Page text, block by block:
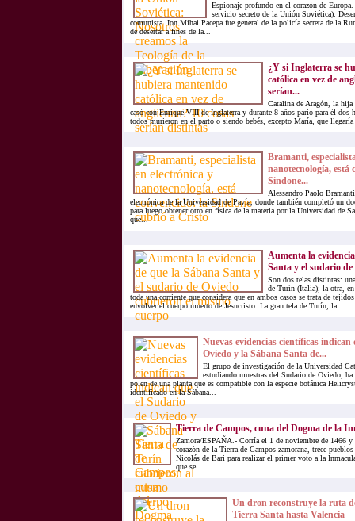
Espionaje profundo en el corazón de
servicio secreto de la Unión Soviética).
comunista. Ion Mihai Pacepa fue general de la policía secreta de la
de desertar a fines de la...
¿Y si Inglaterra se
católica en vez de
serían...
Catalina de Aragón, la
casó con Enrique VIII de Inglaterra y durante 8 años parió para él dos
todos murieron en el parto o siendo bebés, excepto María, que
Bramanti,
nanotecnología, está
Sindone...
Alessandro Paolo
electrónica de la Universidad de Pavía, donde también completó un
para luego obtener otro en física de la materia por la Universidad de
que...
Aumenta la
Santa y el sudario
Son dos telas distintas:
de Turín (Italia); la otra,
toda una corriente que considera que en ambos casos se trata de
envolver el cuerpo muerto de Jesucristo. La gran tela de Turín, la...
Nuevas evidencias científicas indican
Oviedo y la Sábana Santa de...
El grupo de investigación de la Universidad
estudiando muestras del Sudario de Oviedo,
polen de una planta que es compatible con la especie botánica
identificado en la Sábana...
Tierra de Campos, cuna del Dogma de la
Zamora/ESPAÑA.- Corría el 1 de noviembre de 1466
corazón de la Tierra de Campos zamorana, trece
Nicolás de Bari para realizar el primer voto a la
que se...
Un dron reconstruye la ruta
Tierra Santa hasta Valencia